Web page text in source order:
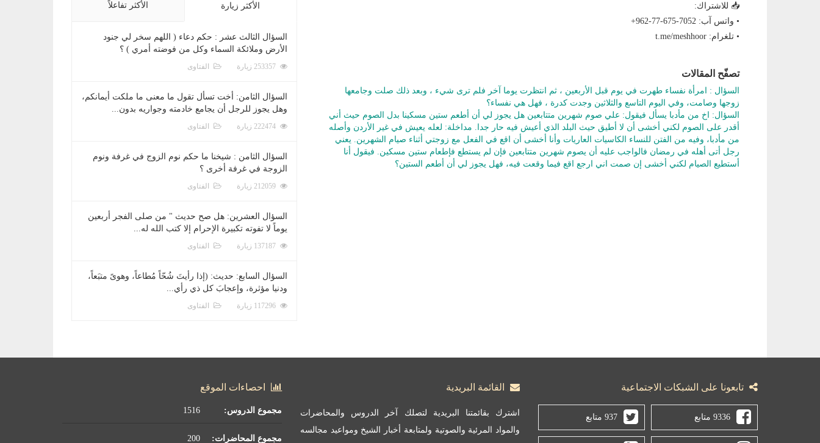
📥 للاشتراك:
• واتس آب: ‎+962-77-675-7052
• تلغرام: t.me/meshhoor
تصفّح المقالات
السؤال : امرأة نفساء طهرت في يوم قبل الأربعين ، ثم انتظرت يوما آخر فلم ترى شيء ، وبعد ذلك صلت وجامعها
زوجها وصامت، وفي اليوم التاسع والثلاثين وجدت كدرة ، فهل هي نفساء؟
السؤال: اخ من مأدبا يسأل فيقول: علي صوم شهرين متتابعين هل يجوز لي أن أطعم ستين مسكينا بدل الصوم حيث أني
أقدر على الصوم لكني أخشى أن لا أطيق حيث البلد الذي أعيش فيه حار جدا. مداخلة: لعله يعيش في غير الأردن وأصله
من مأدبا، وفيه من الفتن للنساء الكاسيات العاريات وأنا أخشى أن اقع في الفعل مع زوجتي أثناء صيام الشهرين. يعني
رجل أتى أهله في رمضان فالواجب عليه أن يصوم شهرين متتابعين فإن لم يستطع فإطعام ستين مسكين. فيقول أنا
أستطيع الصيام لكني أخشى إن صمت اني ارجع اقع فيما وقعت فيه، فهل يجوز لي أن أطعم الستين؟
الأكثر زيارة الأكثر تفاعلاً
السؤال الثالث عشر : حكم دعاء ( اللهم سخر لي جنود
الأرض وملائكة السماء وكل من فوضته أمري ) ؟
الفتاوى
السؤال الثامن: أخت تسأل تقول ما معنى ما ملكت أيمانكم،
وهل يجوز للرجل أن يجامع خادمته وجواريه بدون...
الفتاوى
السؤال الثامن : شيخنا ما حكم نوم الزوج في غرفة ونوم
الزوجة في غرفة أخرى ؟
الفتاوى
السؤال العشرين: هل صح حديث " من صلى الفجر أربعين
يوماً لا تفوته تكبيرة الإحرام إلا كتب الله له...
الفتاوى
السؤال السابع: حديث: (إذا رأيتَ شُحّاً مُطاعاً، وهوىً متبَعاً،
ودنيا مؤثرة، وإعجابَ كل ذي رأي...
الفتاوى
تابعونا على الشبكات الاجتماعية
9336 متابع 937 متابع
القائمة البريدية
اشترك بقائمتنا البريدية لتصلك آخر الدروس والمحاضرات
والمواد المرئية والصوتية ولمتابعة أخبار الشيخ ومواعيد مجالسه
احصاءات الموقع
مجموع الدروس:
مجموع المحاضرات: